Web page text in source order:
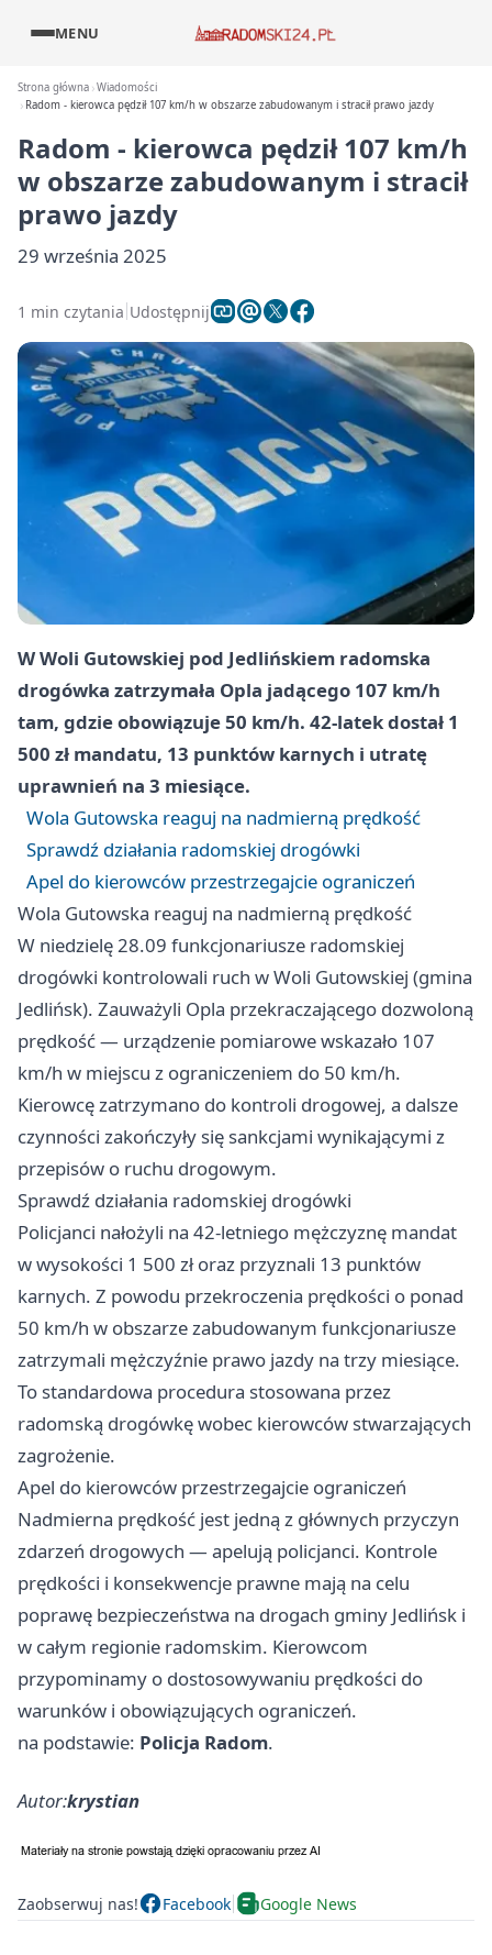
MENU
Strona główna Wiadomości
Radom - kierowca pędził 107 km/h w obszarze zabudowanym i stracił prawo jazdy
Radom - kierowca pędził 107 km/h
w obszarze zabudowanym i stracił
prawo jazdy
29 września 2025
1 min czytania Udostępnij
W Woli Gutowskiej pod Jedlińskiem radomska
drogówka zatrzymała Opla jadącego 107 km/h
tam, gdzie obowiązuje 50 km/h. 42-latek dostał 1
500 zł mandatu, 13 punktów karnych i utratę
uprawnień na 3 miesiące.
Wola Gutowska reaguj na nadmierną prędkość
Sprawdź działania radomskiej drogówki
Apel do kierowców przestrzegajcie ograniczeń
Wola Gutowska reaguj na nadmierną prędkość
W niedzielę 28.09 funkcjonariusze radomskiej
drogówki kontrolowali ruch w Woli Gutowskiej (gmina
Jedlińsk). Zauważyli Opla przekraczającego dozwoloną
prędkość — urządzenie pomiarowe wskazało 107
km/h w miejscu z ograniczeniem do 50 km/h.
Kierowcę zatrzymano do kontroli drogowej, a dalsze
czynności zakończyły się sankcjami wynikającymi z
przepisów o ruchu drogowym.
Sprawdź działania radomskiej drogówki
Policjanci nałożyli na 42-letniego mężczyznę mandat
w wysokości 1 500 zł oraz przyznali 13 punktów
karnych. Z powodu przekroczenia prędkości o ponad
50 km/h w obszarze zabudowanym funkcjonariusze
zatrzymali mężczyźnie prawo jazdy na trzy miesiące.
To standardowa procedura stosowana przez
radomską drogówkę wobec kierowców stwarzających
zagrożenie.
Apel do kierowców przestrzegajcie ograniczeń
Nadmierna prędkość jest jedną z głównych przyczyn
zdarzeń drogowych — apelują policjanci. Kontrole
prędkości i konsekwencje prawne mają na celu
poprawę bezpieczeństwa na drogach gminy Jedlińsk i
w całym regionie radomskim. Kierowcom
przypominamy o dostosowywaniu prędkości do
warunków i obowiązujących ograniczeń.
na podstawie: Policja Radom.
Autor:krystian
Zaobserwuj nas! Facebook Google News